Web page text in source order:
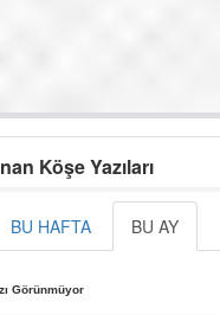
Köşe Yazıları
BU HAFTA BU AY
Görünmüyor